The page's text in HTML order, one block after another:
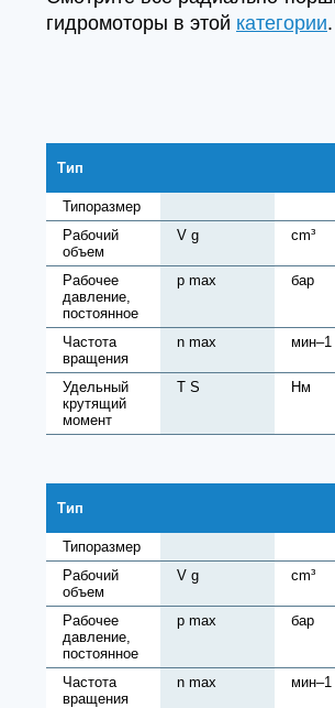
гидромоторы в этой категории.
Тип
Типоразмер
Рабочий
объем
V g cm³
Рабочее
давление,
постоянное
p max бар
Частота
вращения
n max мин–1
Удельный
крутящий
момент
T S Нм
Тип
Типоразмер
Рабочий
объем
V g cm³
Рабочее
давление,
постоянное
p max бар
Частота
вращения
n max мин–1